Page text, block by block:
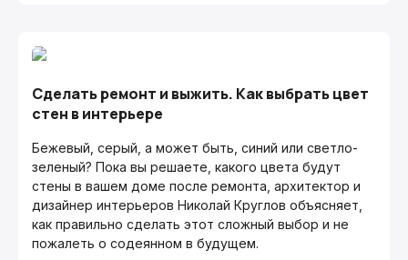
Сделать ремонт и выжить. Как выбрать цвет
стен в интерьере
Бежевый, серый, а может быть, синий или светло-
зеленый? Пока вы решаете, какого цвета будут
стены в вашем доме после ремонта, архитектор и
дизайнер интерьеров Николай Круглов объясняет,
как правильно сделать этот сложный выбор и не
пожалеть о содеянном в будущем.